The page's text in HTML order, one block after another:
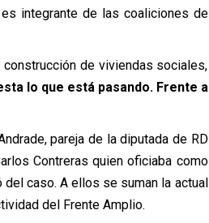
integrante de las coaliciones de
de viviendas sociales,
lo que está pasando. Frente a
pareja de la diputada de RD
Contreras quien oficiaba como
caso. A ellos se suman la actual
del Frente Amplio.